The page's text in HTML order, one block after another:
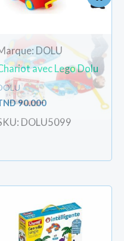
DOLU
avec Lego Dolu
90.000
DOLU5099